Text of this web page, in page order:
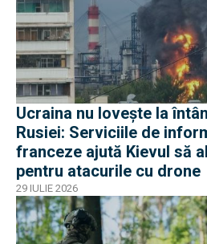
Ucraina nu lovește la
Rusiei: Serviciile de
franceze ajută Kievul să
pentru atacurile cu drone
29 IULIE 2026